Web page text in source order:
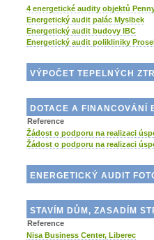
4 energetické audity objektů
Energetický audit palác Myslbek
Energetický audit budovy IBC
Energetický audit polikliniky
VÝPOČET TEPELNÝCH
DOTACE A FINANCOVÁNÍ
Reference
Žádost o podporu na realizaci
Žádost o podporu na realizaci
ENERGETICKÝ AUDIT
STAVÍM DŮM, ZASADÍM
Reference
Nisa Business Center, Liberec